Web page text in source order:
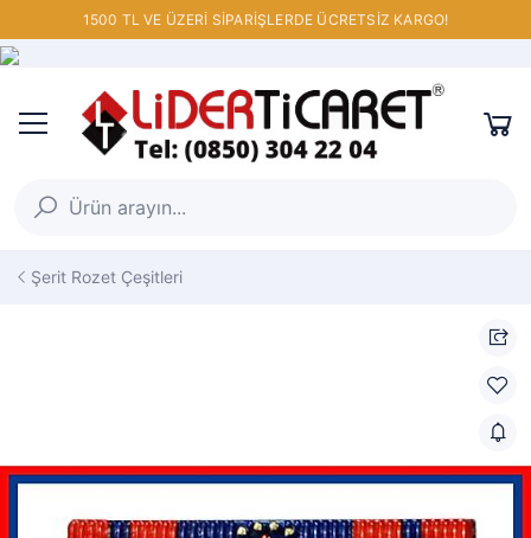
1500 TL VE ÜZERİ SİPARİŞLERDE ÜCRETSİZ KARGO!
Şerit Rozet Çeşitleri